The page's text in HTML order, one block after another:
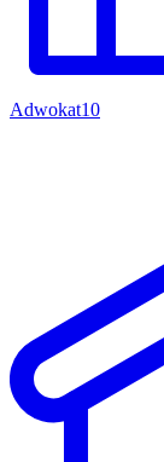
Adwokat10